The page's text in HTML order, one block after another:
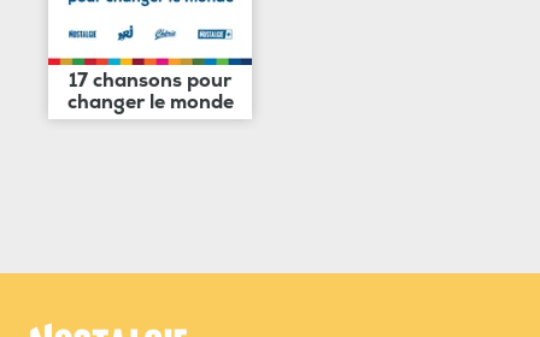
17 chansons pour
changer le monde